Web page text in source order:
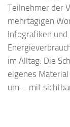
Teilnehmer der
mehrtägigen
Infografiken
im Alltag. Die
eigenes
um – mit